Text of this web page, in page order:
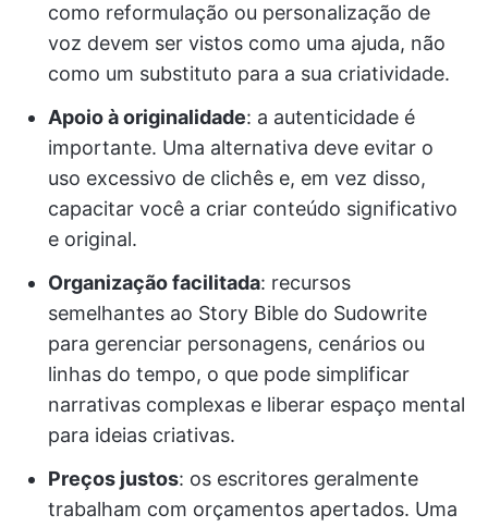
como reformulação ou personalização de
voz devem ser vistos como uma ajuda, não
como um substituto para a sua criatividade.
Apoio à originalidade: a autenticidade é
importante. Uma alternativa deve evitar o
uso excessivo de clichês e, em vez disso,
capacitar você a criar conteúdo significativo
e original.
Organização facilitada: recursos
semelhantes ao Story Bible do Sudowrite
para gerenciar personagens, cenários ou
linhas do tempo, o que pode simplificar
narrativas complexas e liberar espaço mental
para ideias criativas.
Preços justos: os escritores geralmente
trabalham com orçamentos apertados. Uma